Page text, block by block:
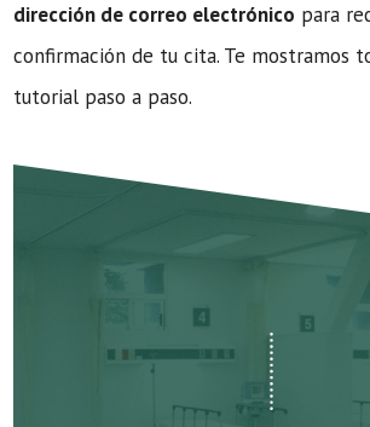
dirección de correo electrónico para
confirmación de tu cita. Te mostramos
tutorial paso a paso.